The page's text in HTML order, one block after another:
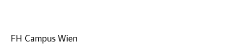
FH Campus Wien